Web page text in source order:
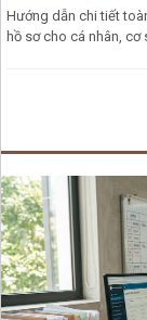
Hướng dẫn chi tiết
hồ sơ cho cá nhân,